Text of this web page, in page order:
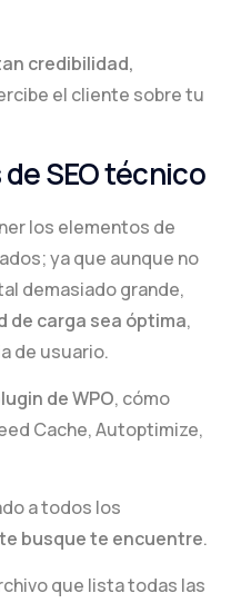
credibilidad,
el cliente sobre tu
SEO técnico
los elementos de
ya que aunque no
demasiado grande,
de carga sea óptima,
de usuario.
de WPO, cómo
Cache, Autoptimize,
a todos los
busque te encuentre.
que lista todas las